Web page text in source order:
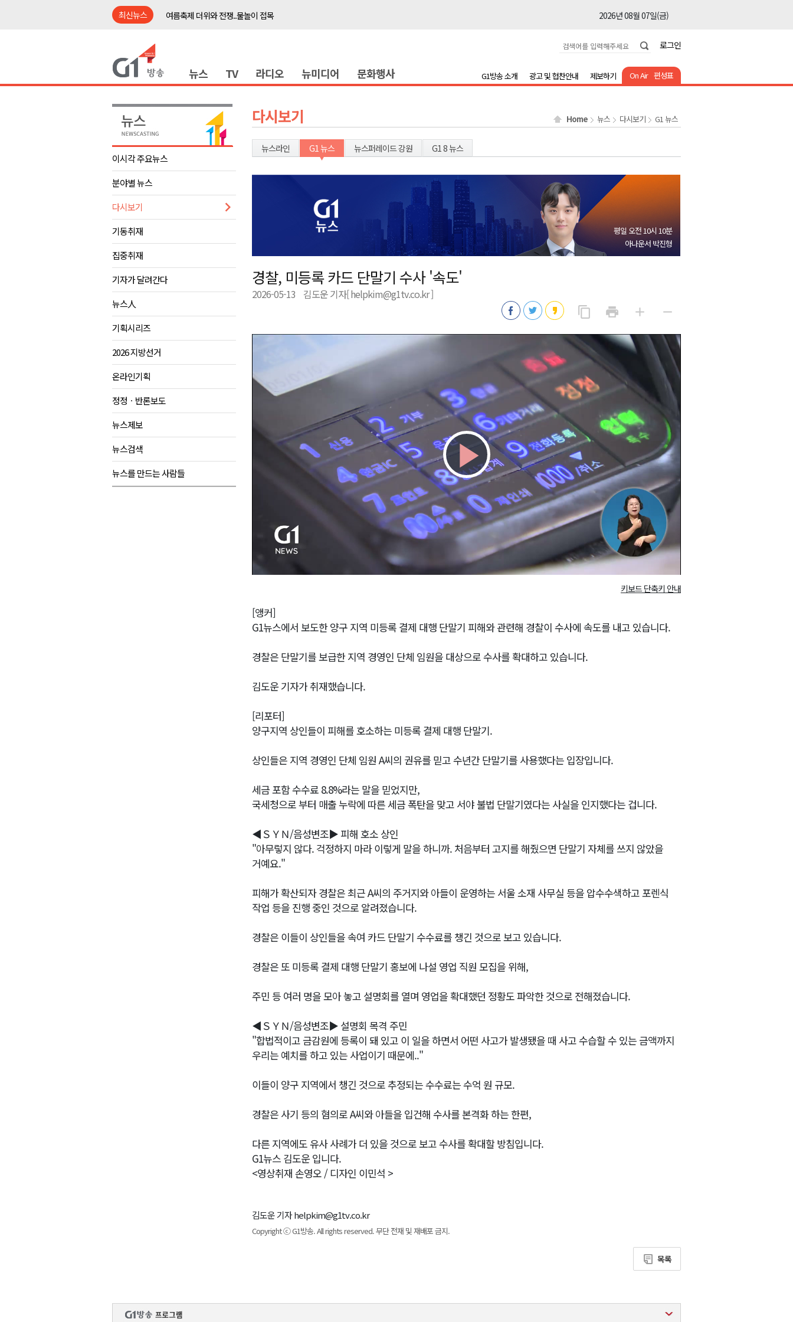
최신뉴스
여름축제 더위와 전쟁..물놀이 접목
2026년 08월 07일(금)
2026년 08월 07일(금)
검찰청 폐지..해결 과제 산적
2026년 08월 07일(금)
영월군, 국·도비 확보 보고회 개최
삼척 공공산후조리원 이전 시급
2026년 08월 07일(금)
강원자치도교육청 교감급 이상 387명 인사
2026년 08월 07일(금)
여름축제 더위와 전쟁..물놀이 접목
2026년 08월 07일(금)
강원도, 최휘영 문체부장관과 정책간담회
2026년 08월 07일(금)
이광재 국회 예결위원장, 강릉시 초청 특별 강연
2026년 08월 07일(금)
육동한 시장, 국제스케이트장 춘천 유치 건의
영월군, 국·도비 확보 보고회 개최
삼척 공공산후조리원 이전 시급
2026년 08월 07일(금)
강원자치도교육청 교감급 이상 387명 인사
2026년 08월 07일(금)
로그인
뉴스 TV 라디오 뉴미디어 문화행사 On Air 편성표
G1방송 소개 광고 및 협찬안내 제보하기
이시각 주요뉴스
분야별 뉴스
다시보기
기동취재
집중취재
기자가 달려간다
뉴스人
기획시리즈
2026 지방선거
온라인기획
정정ㆍ반론보도
뉴스제보
뉴스검색
뉴스를 만드는 사람들
다시보기 Home 뉴스 다시보기 G1 뉴스
뉴스라인 G1 뉴스 뉴스퍼레이드 강원 G1 8 뉴스
평일 오전 10시 10분
아나운서 박진형
경찰, 미등록 카드 단말기 수사 '속도'
2026-05-13 김도운 기자[ helpkim@g1tv.co.kr ]
content_copy
사
print add
게
remove
게
Play
Video
키보드 단축키 안내
[앵커]
G1뉴스에서 보도한 양구 지역 미등록 결제 대행 단말기 피해와 관련해 경찰이 수사에 속도를 내고 있습니다.
경찰은 단말기를 보급한 지역 경영인 단체 임원을 대상으로 수사를 확대하고 있습니다.
김도운 기자가 취재했습니다.
[리포터]
양구지역 상인들이 피해를 호소하는 미등록 결제 대행 단말기.
상인들은 지역 경영인 단체 임원 A씨의 권유를 믿고 수년간 단말기를 사용했다는 입장입니다.
세금 포함 수수료 8.8%라는 말을 믿었지만,
국세청으로 부터 매출 누락에 따른 세금 폭탄을 맞고 서야 불법 단말기였다는 사실을 인지했다는 겁니다.
◀ＳＹＮ/음성변조▶ 피해 호소 상인
"아무렇지 않다. 걱정하지 마라 이렇게 말을 하니까. 처음부터 고지를 해줬으면 단말기 자체를 쓰지 않았을
거예요."
피해가 확산되자 경찰은 최근 A씨의 주거지와 아들이 운영하는 서울 소재 사무실 등을 압수수색하고 포렌식
작업 등을 진행 중인 것으로 알려졌습니다.
경찰은 이들이 상인들을 속여 카드 단말기 수수료를 챙긴 것으로 보고 있습니다.
경찰은 또 미등록 결제 대행 단말기 홍보에 나설 영업 직원 모집을 위해,
주민 등 여러 명을 모아 놓고 설명회를 열며 영업을 확대했던 정황도 파악한 것으로 전해졌습니다.
◀ＳＹＮ/음성변조▶ 설명회 목격 주민
"합법적이고 금감원에 등록이 돼 있고 이 일을 하면서 어떤 사고가 발생됐을 때 사고 수습할 수 있는 금액까지
우리는 예치를 하고 있는 사업이기 때문에.."
이들이 양구 지역에서 챙긴 것으로 추정되는 수수료는 수억 원 규모.
경찰은 사기 등의 혐의로 A씨와 아들을 입건해 수사를 본격화 하는 한편,
다른 지역에도 유사 사례가 더 있을 것으로 보고 수사를 확대할 방침입니다.
G1뉴스 김도운 입니다.
<영상취재 손영오 / 디자인 이민석 >
김도운 기자 helpkim@g1tv.co.kr
Copyright ⓒ G1방송. All rights reserved. 무단 전재 및 재배포 금지.
목록